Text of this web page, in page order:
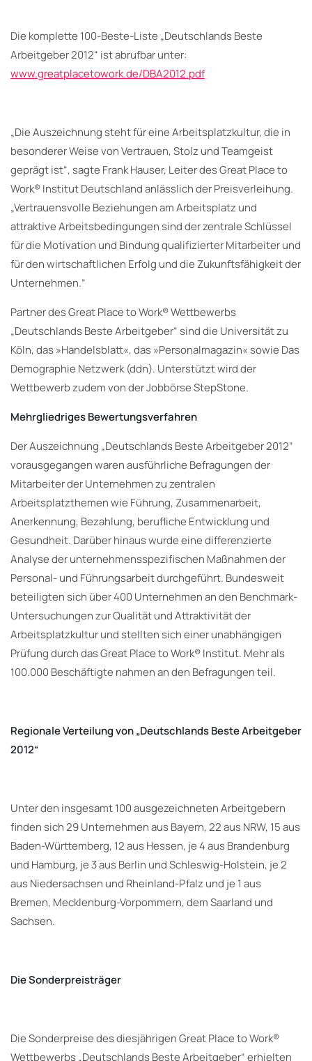
Die komplette 100-Beste-Liste „Deutschlands Beste
Arbeitgeber 2012“ ist abrufbar unter:
www.greatplacetowork.de/DBA2012.pdf
„Die Auszeichnung steht für eine Arbeitsplatzkultur, die in
besonderer Weise von Vertrauen, Stolz und Teamgeist
geprägt ist“, sagte Frank Hauser, Leiter des Great Place to
Work® Institut Deutschland anlässlich der Preisverleihung.
„Vertrauensvolle Beziehungen am Arbeitsplatz und
attraktive Arbeitsbedingungen sind der zentrale Schlüssel
für die Motivation und Bindung qualifizierter Mitarbeiter und
für den wirtschaftlichen Erfolg und die Zukunftsfähigkeit der
Unternehmen.“
Partner des Great Place to Work® Wettbewerbs
„Deutschlands Beste Arbeitgeber“ sind die Universität zu
Köln, das »Handelsblatt«, das »Personalmagazin« sowie Das
Demographie Netzwerk (ddn). Unterstützt wird der
Wettbewerb zudem von der Jobbörse StepStone.
Mehrgliedriges Bewertungsverfahren
Der Auszeichnung „Deutschlands Beste Arbeitgeber 2012“
vorausgegangen waren ausführliche Befragungen der
Mitarbeiter der Unternehmen zu zentralen
Arbeitsplatzthemen wie Führung, Zusammenarbeit,
Anerkennung, Bezahlung, berufliche Entwicklung und
Gesundheit. Darüber hinaus wurde eine differenzierte
Analyse der unternehmensspezifischen Maßnahmen der
Personal- und Führungsarbeit durchgeführt. Bundesweit
beteiligten sich über 400 Unternehmen an den Benchmark-
Untersuchungen zur Qualität und Attraktivität der
Arbeitsplatzkultur und stellten sich einer unabhängigen
Prüfung durch das Great Place to Work® Institut. Mehr als
100.000 Beschäftigte nahmen an den Befragungen teil.
Regionale Verteilung von „Deutschlands Beste Arbeitgeber
2012“
Unter den insgesamt 100 ausgezeichneten Arbeitgebern
finden sich 29 Unternehmen aus Bayern, 22 aus NRW, 15 aus
Baden-Württemberg, 12 aus Hessen, je 4 aus Brandenburg
und Hamburg, je 3 aus Berlin und Schleswig-Holstein, je 2
aus Niedersachsen und Rheinland-Pfalz und je 1 aus
Bremen, Mecklenburg-Vorpommern, dem Saarland und
Sachsen.
Die Sonderpreisträger
Die Sonderpreise des diesjährigen Great Place to Work®
Wettbewerbs „Deutschlands Beste Arbeitgeber“ erhielten